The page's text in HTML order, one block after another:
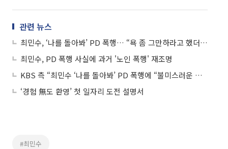
관련 뉴스
최민수, ‘나를 돌아봐’ PD 폭행… “욕 좀 그만하라고 했더니…”
최민수, PD 폭행 사실에 과거 '노인 폭행' 재조명
KBS 측 “최민수 ‘나를 돌아봐’ PD 폭행에 “불미스러운 논란 사과”
‘경험 無도 환영’ 첫 일자리 도전 설명서
#최민수